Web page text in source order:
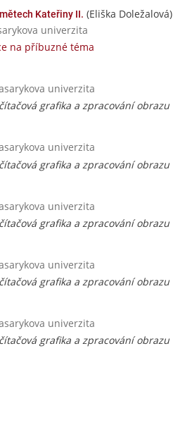
Kateřiny II. (Eliška Doležalová)
univerzita
na příbuzné téma
univerzita
grafika a zpracování obrazu
univerzita
grafika a zpracování obrazu
univerzita
grafika a zpracování obrazu
univerzita
grafika a zpracování obrazu
univerzita
grafika a zpracování obrazu